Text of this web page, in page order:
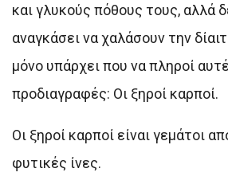
και γλυκούς πόθους τους, αλλά
αναγκάσει να χαλάσουν την
μόνο υπάρχει που να πληροί
προδιαγραφές: Οι ξηροί καρποί.
Οι ξηροί καρποί είναι γεμάτοι
φυτικές ίνες.